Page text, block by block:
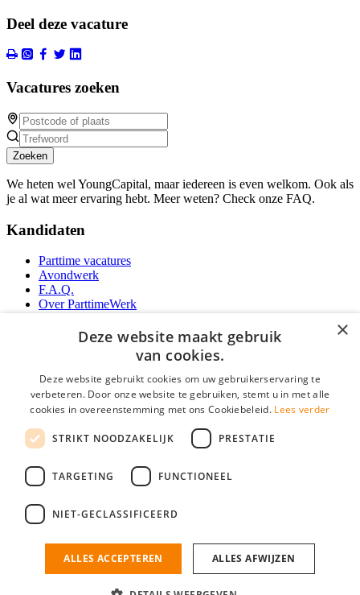
Deel deze vacature
Vacatures zoeken
Zoeken
We heten wel YoungCapital, maar iedereen is even welkom. Ook als
je al wat meer ervaring hebt. Meer weten? Check onze FAQ.
Kandidaten
Parttime vacatures
Avondwerk
F.A.Q.
Over ParttimeWerk
YoungCapital Android App
Parttime personeel
Vacature aanmelden
Partners
Social
ParttimeWerk.nl is onderdeel van YoungCapital • © 2026 • KvK nr: 34199416 •
×
Deze website maakt gebruik
van cookies.
Deze website gebruikt cookies om uw gebruikerservaring te
verbeteren. Door onze website te gebruiken, stemt u in met alle
cookies in overeenstemming met ons Cookiebeleid. Lees verder
STRIKT NOODZAKELIJK PRESTATIE
TARGETING FUNCTIONEEL
NIET-GECLASSIFICEERD
ALLES ACCEPTEREN ALLES AFWIJZEN